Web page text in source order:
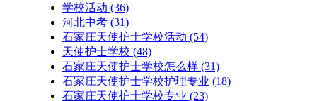
学校活动 (36)
河北中考 (31)
石家庄天使护士学校活动 (54)
天使护士学校 (48)
石家庄天使护士学校怎么样 (31)
石家庄天使护士学校护理专业 (18)
石家庄天使护士学校专业 (23)